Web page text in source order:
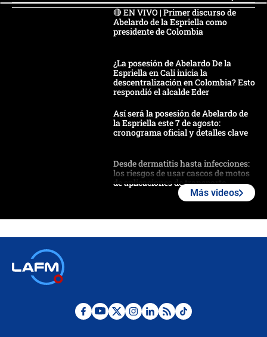
🔴 EN VIVO | Primer discurso de
Abelardo de la Espriella como
presidente de Colombia
¿La posesión de Abelardo De la
Espriella en Cali inicia la
descentralización en Colombia? Esto
respondió el alcalde Eder
Así será la posesión de Abelardo de
la Espriella este 7 de agosto:
cronograma oficial y detalles clave
Desde dermatitis hasta infecciones:
los riesgos de usar cascos de motos
de aplicaciones de transporte
Posesión de Abelardo De La Espriella
Más videos